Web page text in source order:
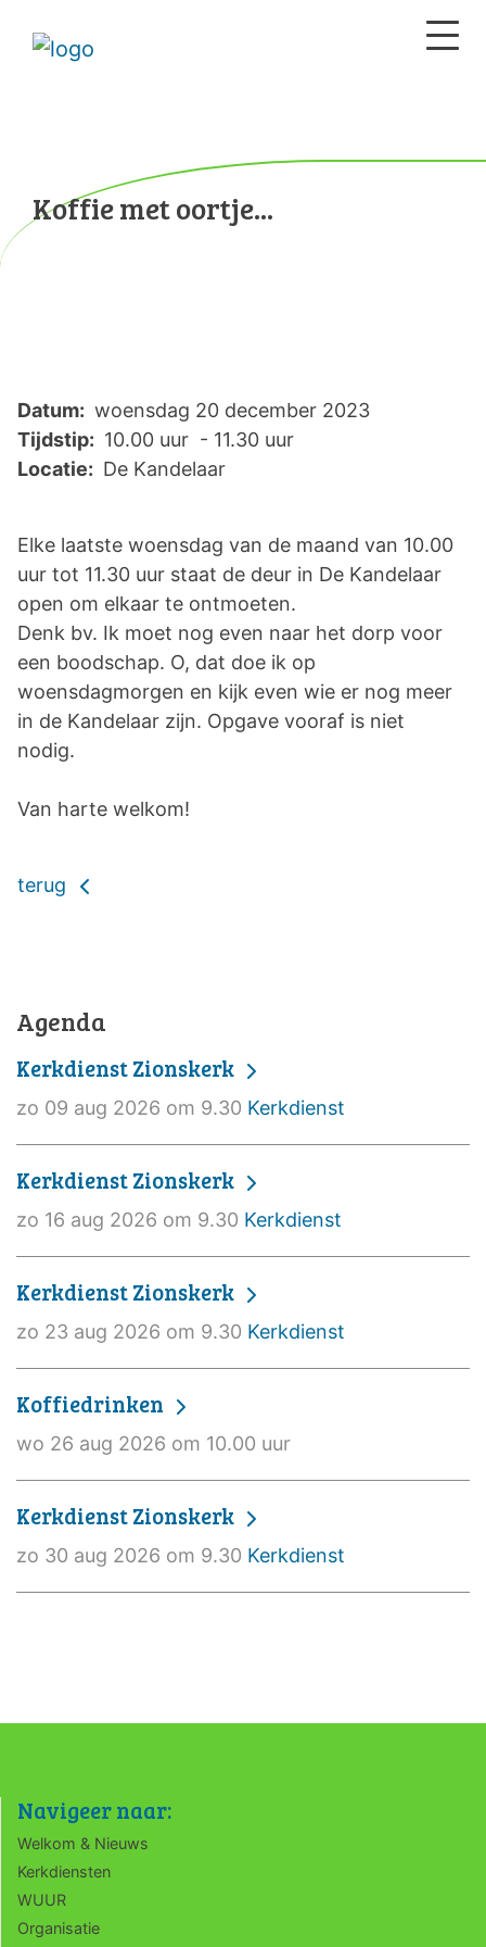
Koffie met oortje...
Datum: woensdag 20 december 2023
Tijdstip: 10.00 uur - 11.30 uur
Locatie: De Kandelaar
Elke laatste woensdag van de maand van 10.00
uur tot 11.30 uur staat de deur in De Kandelaar
open om elkaar te ontmoeten.
Denk bv. Ik moet nog even naar het dorp voor
een boodschap. O, dat doe ik op
woensdagmorgen en kijk even wie er nog meer
in de Kandelaar zijn. Opgave vooraf is niet
nodig.
Van harte welkom!
terug
Agenda
Kerkdienst Zionskerk
zo 09 aug 2026 om 9.30 Kerkdienst
Kerkdienst Zionskerk
zo 16 aug 2026 om 9.30 Kerkdienst
Kerkdienst Zionskerk
zo 23 aug 2026 om 9.30 Kerkdienst
Koffiedrinken
wo 26 aug 2026 om 10.00 uur
Kerkdienst Zionskerk
zo 30 aug 2026 om 9.30 Kerkdienst
Navigeer naar:
Welkom & Nieuws
Kerkdiensten
WUUR
Organisatie